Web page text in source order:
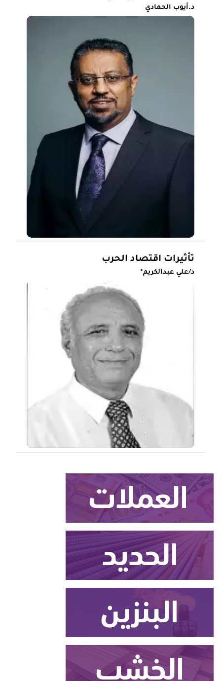
د.أيوب الحمادي
تأثيرات اقتصاد الحرب
د/علي عبدالكريم*